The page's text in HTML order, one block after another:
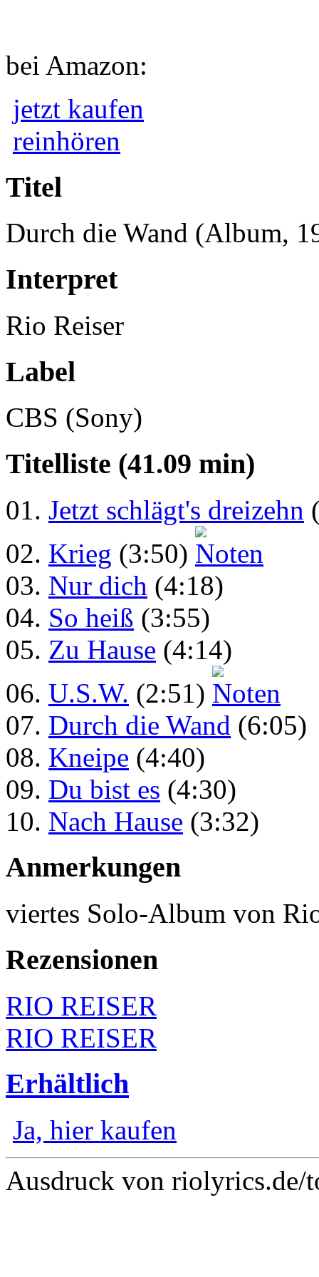
bei Amazon:
jetzt kaufen
reinhören
Titel
Durch die Wand (Album,
Interpret
Rio Reiser
Label
CBS (Sony)
Titelliste (41.09 min)
01. Jetzt schlägt's dreizehn
02. Krieg (3:50)
03. Nur dich (4:18)
04. So heiß (3:55)
05. Zu Hause (4:14)
06. U.S.W. (2:51)
07. Durch die Wand (6:05)
08. Kneipe (4:40)
09. Du bist es (4:30)
10. Nach Hause (3:32)
Anmerkungen
viertes Solo-Album von
Rezensionen
RIO REISER
RIO REISER
Erhältlich
Ja, hier kaufen
Ausdruck von riolyrics.de/